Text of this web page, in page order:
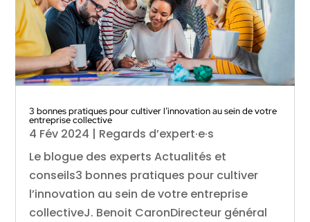
3 bonnes pratiques pour cultiver l’innovation au sein de votre
entreprise collective
4 Fév 2024 | Regards d’expert·e·s
Le blogue des experts Actualités et
conseils3 bonnes pratiques pour cultiver
l’innovation au sein de votre entreprise
collectiveJ. Benoit CaronDirecteur général